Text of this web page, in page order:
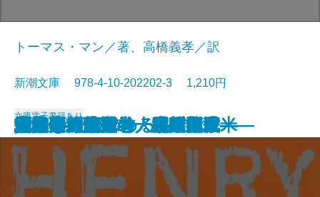
貧しき人びと
未成年〔下〕
未成年〔上〕
壁
青梅雨
忘却の河
エミリーの求めるもの
魔の山〔下〕
雁の寺・越前竹人形
魔の山〔上〕
トーマス・マン／著、高橋義孝／訳
新潮文庫 978-4-10-202202-3 1,210円
文庫電子書籍あり
北回帰線
勝海舟―第五巻・江戸開城―
勝海舟―第六巻・明治新政―
勝海舟―第三巻・長州征伐―
勝海舟―第四巻・大政奉還―
他人の顔
河童・或阿呆の一生
勝海舟―第一巻・黒船渡来―
勝海舟―第二巻・咸臨丸渡米―
地獄変・偸盗